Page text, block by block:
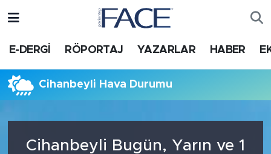
E-DERGİ RÖPORTAJ YAZARLAR HABER
Cihanbeyli Hava Durumu
Cihanbeyli Bugün, Yarın ve 1
HABER
Nöbetçi Eczaneler
Süper Lig Puan Durumu ve Fikstür